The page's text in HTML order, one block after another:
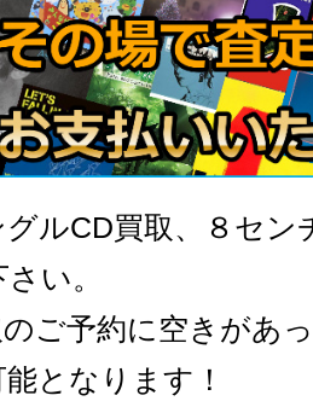
ルCD買取、８セン
い。
ご予約に空きがあ
となります！